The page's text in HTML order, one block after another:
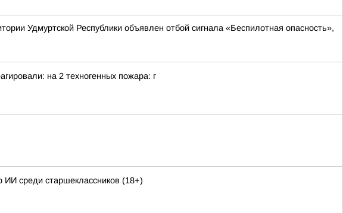
Удмуртской Республики объявлен отбой сигнала «Беспилотная опасность»,
на 2 техногенных пожара: г
среди старшеклассников (18+)